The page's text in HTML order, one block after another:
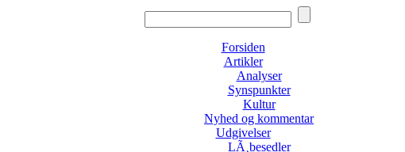
Forsiden
Artikler
Analyser
Synspunkter
Kultur
Nyhed og kommentar
Udgivelser
LÃ¸besedler